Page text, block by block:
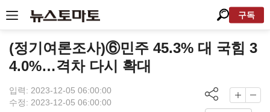
구독
(정기여론조사)⑥민주 45.3% 대 국힘 3
4.0%…격차 다시 확대
입력: 2023-12-05 06:00:00
수정: 2023-12-05 06:00:00